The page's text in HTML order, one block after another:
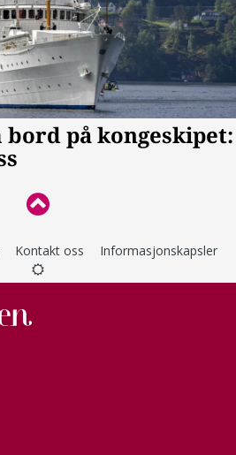
Kontakt oss Informasjonskapsler